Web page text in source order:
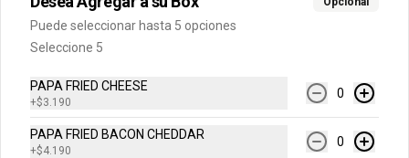
Cuentanos como te fue
DEGASA
Escríbenos por WhatsApp: +56950183243
Locales
Puede seleccionar hasta 5 opciones
Seleccione 5
PAPA FRIED CHEESE
+$3.190
0
PAPA FRIED BACON CHEDDAR
+$4.190
0